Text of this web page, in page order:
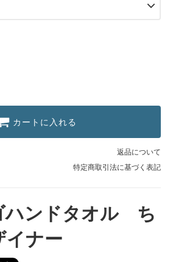
カートに入れる
返品について
特定商取引法に基づく表記
ハンドタオル ち
イナー